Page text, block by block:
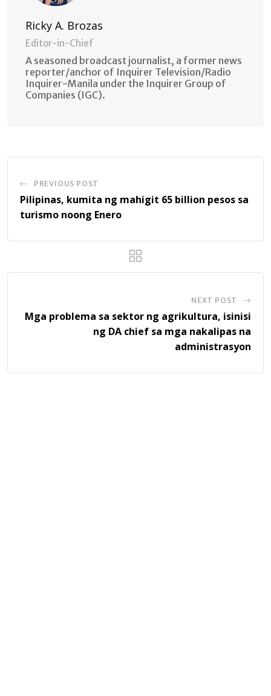
Ricky A. Brozas
Editor-in-Chief
A seasoned broadcast journalist, a former news
reporter/anchor of Inquirer Television/Radio
Inquirer-Manila under the Inquirer Group of
Companies (IGC).
PREVIOUS POST
Pilipinas, kumita ng mahigit 65 billion pesos sa
turismo noong Enero
NEXT POST
Mga problema sa sektor ng agrikultura, isinisi
ng DA chief sa mga nakalipas na
administrasyon